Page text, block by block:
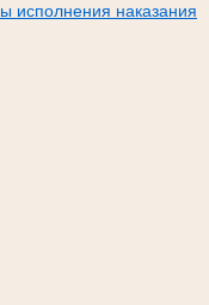
исполнения наказания